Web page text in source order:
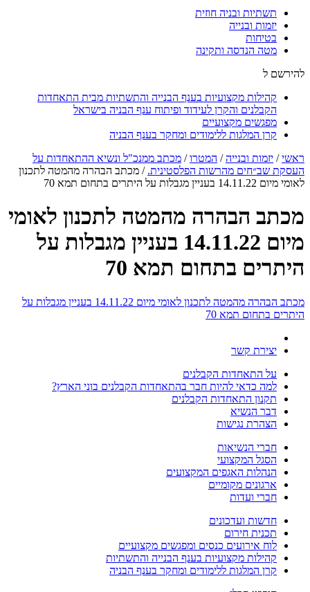
תשתיות ובניה חוזית
יזמות ובנייה
בטיחות
מטה הנדסה ותקינה
להירשם ל
קהילות מקצועיות בענף הבנייה והתשתיות מבית התאחדות
הקבלנים והקרן לעידוד ופיתוח ענף הבניה בישראל
מפגשים מקצועיים
קרן המלגות ללימודים ומחקר בענף הבניה
ראשי/ יזמות ובנייה/ המטרו/ מכתב ממנכ"ל ונשיא ההתאחדות על
העסקת שב״חים מהרשות הפלסטינית. / מכתב הבהרה מהמטה לתכנון
לאומי מיום 14.11.22 בעניין מגבלות על היתרים בתחום תמא 70
מכתב הבהרה מהמטה לתכנון לאומי
מיום 14.11.22 בעניין מגבלות על
היתרים בתחום תמא 70
מכתב הבהרה מהמטה לתכנון לאומי מיום 14.11.22 בעניין מגבלות על
היתרים בתחום תמא 70
יצירת קשר
על התאחדות הקבלנים
למה כדאי להיות חבר בהתאחדות הקבלנים בוני הארץ?
תקנון התאחדות הקבלנים
דבר הנשיא
הצהרת נגישות
חברי הנשיאות
הסגל המקצועי
הנהלות האגפים המקצועים
ארגונים מקומיים
חברי ועדות
חדשות ועדכונים
תכנית חירום
לוח אירועים כנסים ומפגשים מקצועיים
קהילות מקצועיות בענף הבנייה והתשתיות
קרן המלגות ללימודים ומחקר בענף הבניה